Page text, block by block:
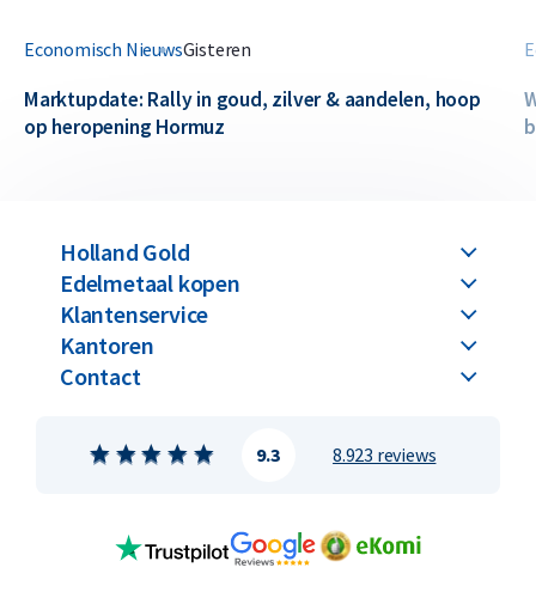
Economisch NieuwsGisteren
Marktupdate: Rally in goud, zilver & aandelen, hoop
op heropening Hormuz
Holland Gold
Edelmetaal kopen
Klantenservice
Kantoren
Contact
8.923 reviews
9.3